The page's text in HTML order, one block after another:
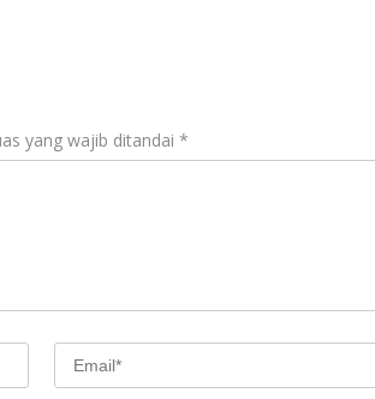
yang wajib ditandai *